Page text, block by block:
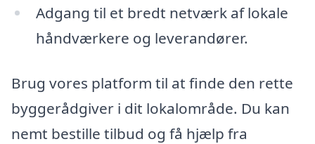
Adgang til et bredt netværk af lokale
håndværkere og leverandører.
Brug vores platform til at finde den rette
byggerådgiver i dit lokalområde. Du kan
nemt bestille tilbud og få hjælp fra